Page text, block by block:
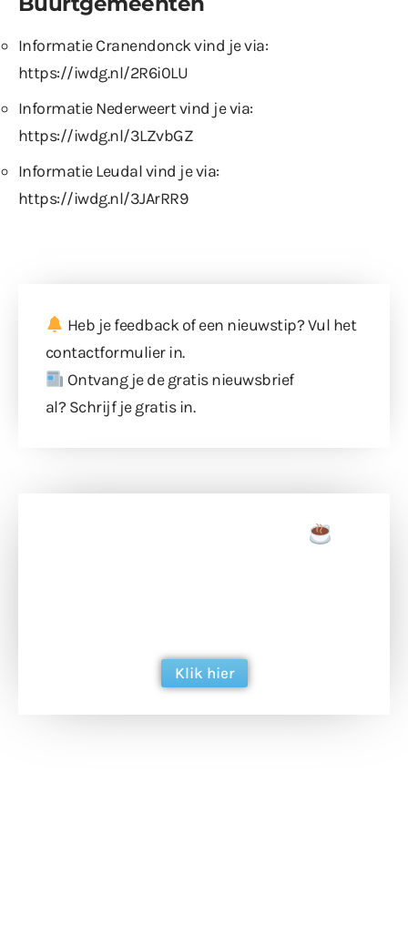
Informatie Cranendonck vind je via:
https://iwdg.nl/2R6i0LU
Informatie Nederweert vind je via:
https://iwdg.nl/3LZvbGZ
Informatie Leudal vind je via:
https://iwdg.nl/3JArRR9
Heb je feedback of een nieuwstip? Vul het
contactformulierin.
Ontvang je de gratis nieuwsbrief
al? Schrijf je gratis in.
Klik hier